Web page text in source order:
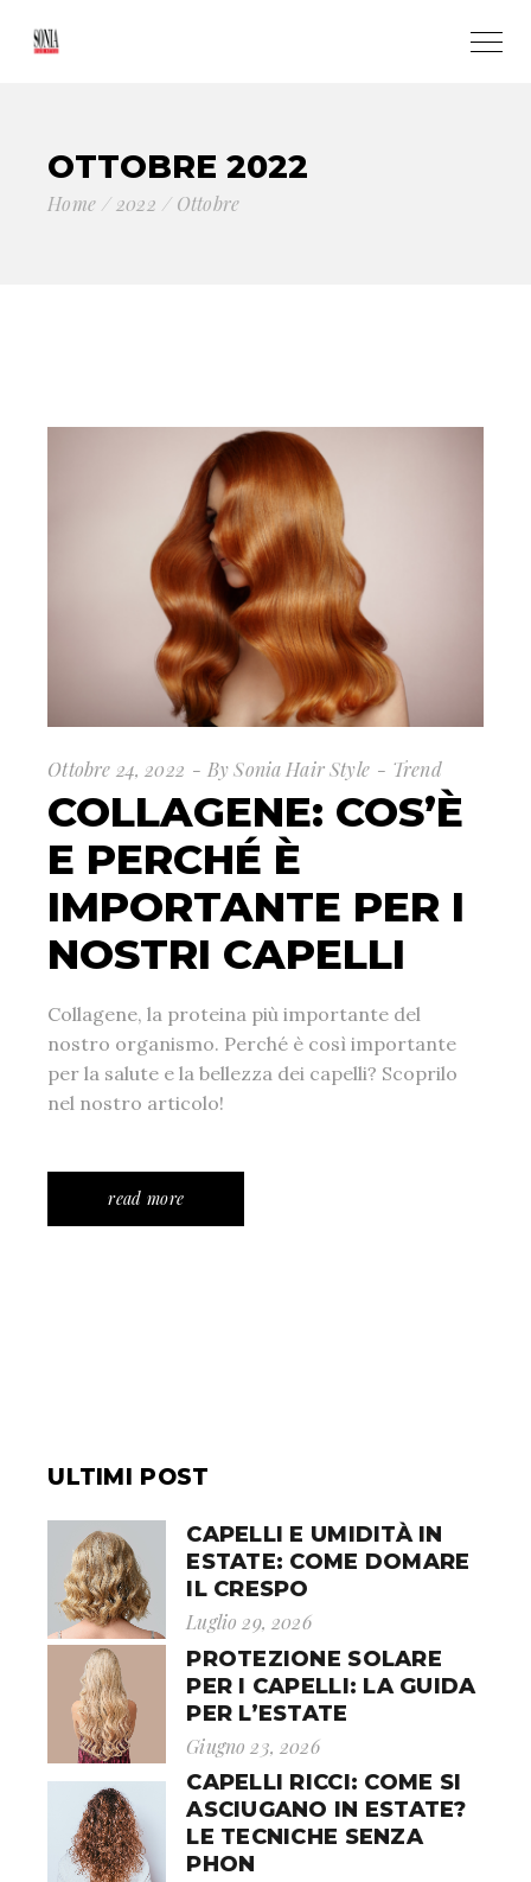
OTTOBRE 2022
Home 2022 Ottobre
Ottobre 24, 2022 By Sonia Hair Style Trend
COLLAGENE: COS’È
E PERCHÉ È
IMPORTANTE PER I
NOSTRI CAPELLI
Collagene, la proteina più importante del
nostro organismo. Perché è così importante
per la salute e la bellezza dei capelli? Scoprilo
nel nostro articolo!
read more
ULTIMI POST
CAPELLI E UMIDITÀ IN
ESTATE: COME DOMARE
IL CRESPO
Luglio 29, 2026
PROTEZIONE SOLARE
PER I CAPELLI: LA GUIDA
PER L’ESTATE
Giugno 23, 2026
CAPELLI RICCI: COME SI
ASCIUGANO IN ESTATE?
LE TECNICHE SENZA
PHON